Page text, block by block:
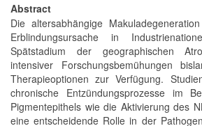
Abstract
Die altersabhängige
Erblindungsursache in
Spätstadium der geographischen
intensiver Forschungsbemühungen
Therapieoptionen zur Verfügung.
chronische Entzündungsprozesse im
Pigmentepithels wie die Aktivierung des
eine entscheidende Rolle in der